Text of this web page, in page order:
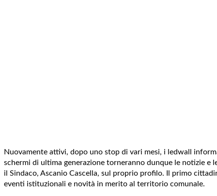
Nuovamente attivi, dopo uno stop di vari mesi, i ledwall
schermi di ultima generazione torneranno dunque le notizie e
il Sindaco, Ascanio Cascella, sul proprio profilo. Il primo
eventi istituzionali e novità in merito al territorio comunale.